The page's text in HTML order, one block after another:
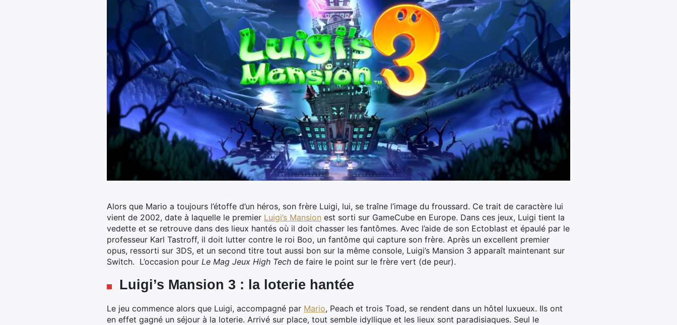
Alors que Mario a toujours l’étoffe d’un héros, son frère Luigi, lui, se traîne l’image du froussard. Ce trait de caractère lui
vient de 2002, date à laquelle le premier Luigi’s Mansion est sorti sur GameCube en Europe. Dans ces jeux, Luigi tient la
vedette et se retrouve dans des lieux hantés où il doit chasser les fantômes. Avec l’aide de son Ectoblast et épaulé par le
professeur Karl Tastroff, il doit lutter contre le roi Boo, un fantôme qui capture son frère. Après un excellent premier
opus, ressorti sur 3DS, et un second titre tout aussi bon sur la même console, Luigi’s Mansion 3 apparaît maintenant sur
Switch. L’occasion pour Le Mag Jeux High Tech de faire le point sur le frère vert (de peur).
Luigi’s Mansion 3 : la loterie hantée
Le jeu commence alors que Luigi, accompagné par Mario, Peach et trois Toad, se rendent dans un hôtel luxueux. Ils ont
en effet gagné un séjour à la loterie. Arrivé sur place, tout semble idyllique et les lieux sont paradisiaques. Seul le